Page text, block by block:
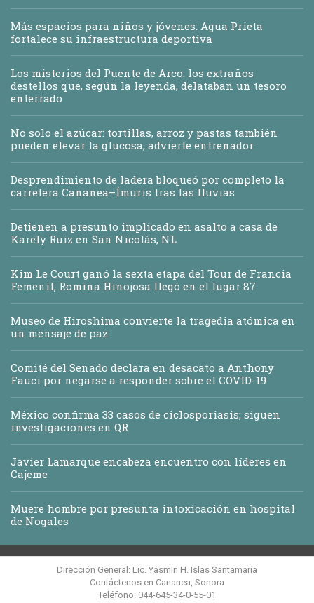
Más espacios para niños y jóvenes: Agua Prieta
fortalece su infraestructura deportiva
Los misterios del Puente de Arco: los extraños
destellos que, según la leyenda, delataban un tesoro
enterrado
No solo el azúcar: tortillas, arroz y pastas también
pueden elevar la glucosa, advierte entrenador
Desprendimiento de ladera bloqueó por completo la
carretera Cananea–Ímuris tras las lluvias
Detienen a presunto implicado en asalto a casa de
Karely Ruiz en San Nicolás, NL
Kim Le Court ganó la sexta etapa del Tour de Francia
Femenil; Romina Hinojosa llegó en el lugar 87
Museo de Hiroshima convierte la tragedia atómica en
un mensaje de paz
Comité del Senado declara en desacato a Anthony
Fauci por negarse a responder sobre el COVID-19
México confirma 33 casos de ciclosporiasis; siguen
investigaciones en QR
Javier Lamarque encabeza encuentro con líderes en
Cajeme
Muere hombre por presunta intoxicación en hospital
de Nogales
Dirección General: Lic. Yasmin H. Islas Santamaría
Contáctenos en Cananea, Sonora
Teléfono: 044-645-34-0-55-01